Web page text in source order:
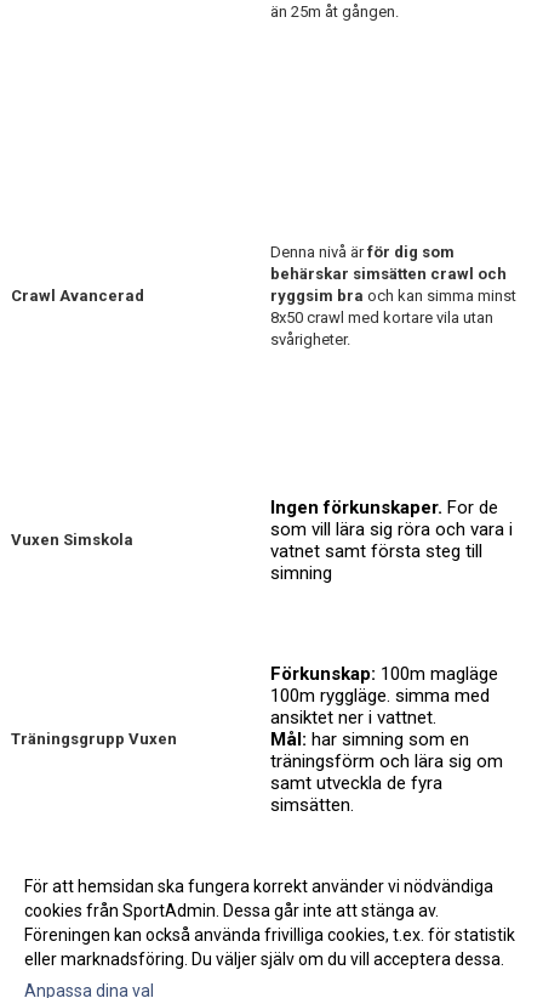
än 25m åt gången.
Crawl Avancerad
Denna nivå ärför dig som
behärskar simsätten crawl och
ryggsim bra och kan simma minst
8x50 crawl med kortare vila utan
svårigheter.
Vuxen Simskola
Ingen förkunskaper. For de
som vill lära sig röra och vara i
vatnet samt första steg till
simning
Träningsgrupp Vuxen
Förkunskap: 100m magläge
100m ryggläge. simma med
ansiktet ner i vattnet.
Mål: har simning som en
träningsförm och lära sig om
samt utveckla de fyra
simsätten.
👉 Tillbaka till översikt för Träning & Hälsa
För att hemsidan ska fungera korrekt använder vi nödvändiga
cookies från SportAdmin. Dessa går inte att stänga av.
Föreningen kan också använda frivilliga cookies, t.ex. för statistik
eller marknadsföring. Du väljer själv om du vill acceptera dessa.
Anpassa dina val